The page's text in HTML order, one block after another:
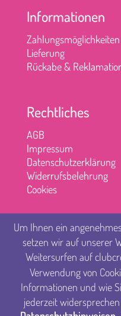
Informationen
Zahlungsmöglichkeiten
Lieferung
Rűckabe &
Rechtliches
AGB
Impressum
Datenschutzerklärung
Widerrufsbelehrung
Cookies
Um Ihnen ein
setzen wir auf unserer
Weitersurfen auf
Verwendung von
Informationen und wie
jederzeit